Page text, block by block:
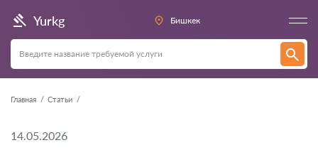
Yurkg Бишкек
Главная Статьи
14.05.2026